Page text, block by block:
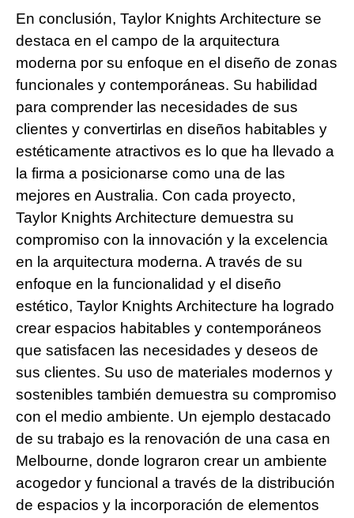
En conclusión, Taylor Knights Architecture se
destaca en el campo de la arquitectura
moderna por su enfoque en el diseño de zonas
funcionales y contemporáneas. Su habilidad
para comprender las necesidades de sus
clientes y convertirlas en diseños habitables y
estéticamente atractivos es lo que ha llevado a
la firma a posicionarse como una de las
mejores en Australia. Con cada proyecto,
Taylor Knights Architecture demuestra su
compromiso con la innovación y la excelencia
en la arquitectura moderna. A través de su
enfoque en la funcionalidad y el diseño
estético, Taylor Knights Architecture ha logrado
crear espacios habitables y contemporáneos
que satisfacen las necesidades y deseos de
sus clientes. Su uso de materiales modernos y
sostenibles también demuestra su compromiso
con el medio ambiente. Un ejemplo destacado
de su trabajo es la renovación de una casa en
Melbourne, donde lograron crear un ambiente
acogedor y funcional a través de la distribución
de espacios y la incorporación de elementos